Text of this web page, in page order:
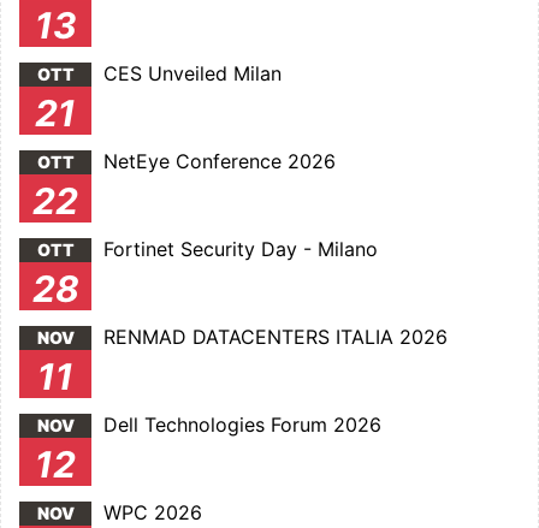
13
OTT
21
CES Unveiled Milan
OTT
22
NetEye Conference 2026
OTT
28
Fortinet Security Day - Milano
NOV
11
RENMAD DATACENTERS ITALIA 2026
NOV
12
Dell Technologies Forum 2026
NOV WPC 2026